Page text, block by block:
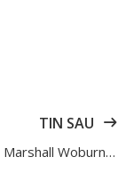
TIN SAU
So sánh Loa Marshall Woburn 2 và Marshall Woburn 3